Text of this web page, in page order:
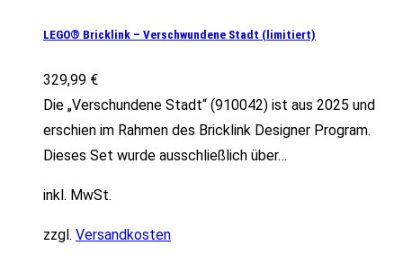
LEGO® Bricklink – Verschwundene Stadt (limitiert)
329,99 €
Die „Verschundene Stadt“ (910042) ist aus 2025 und
erschien im Rahmen des Bricklink Designer Program.
Dieses Set wurde ausschließlich über…
inkl. MwSt.
zzgl. Versandkosten